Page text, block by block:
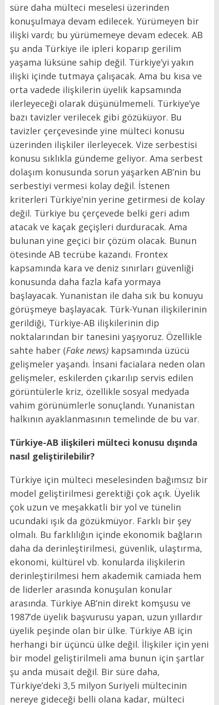
süre daha mülteci meselesi üzerinden
konuşulmaya devam edilecek. Yürümeyen bir
ilişki vardı; bu yürümemeye devam edecek. AB
şu anda Türkiye ile ipleri koparıp gerilim
yaşama lüksüne sahip değil. Türkiye’yi yakın
ilişki içinde tutmaya çalışacak. Ama bu kısa ve
orta vadede ilişkilerin üyelik kapsamında
ilerleyeceği olarak düşünülmemeli. Türkiye’ye
bazı tavizler verilecek gibi gözüküyor. Bu
tavizler çerçevesinde yine mülteci konusu
üzerinden ilişkiler ilerleyecek. Vize serbestisi
konusu sıklıkla gündeme geliyor. Ama serbest
dolaşım konusunda sorun yaşarken AB’nin bu
serbestiyi vermesi kolay değil. İstenen
kriterleri Türkiye’nin yerine getirmesi de kolay
değil. Türkiye bu çerçevede belki geri adım
atacak ve kaçak geçişleri durduracak. Ama
bulunan yine geçici bir çözüm olacak. Bunun
ötesinde AB tecrübe kazandı. Frontex
kapsamında kara ve deniz sınırları güvenliği
konusunda daha fazla kafa yormaya
başlayacak. Yunanistan ile daha sık bu konuyu
görüşmeye başlayacak. Türk-Yunan ilişkilerinin
gerildiği, Türkiye-AB ilişkilerinin dip
noktalarından bir tanesini yaşıyoruz. Özellikle
sahte haber (Fake news) kapsamında üzücü
gelişmeler yaşandı. İnsani facialara neden olan
gelişmeler, eskilerden çıkarılıp servis edilen
görüntülerle kriz, özellikle sosyal medyada
vahim görünümlerle sonuçlandı. Yunanistan
halkının ayaklanmasının temelinde de bu var.
Türkiye-AB ilişkileri mülteci konusu dışında
nasıl geliştirilebilir?
Türkiye için mülteci meselesinden bağımsız bir
model geliştirilmesi gerektiği çok açık. Üyelik
çok uzun ve meşakkatli bir yol ve tünelin
ucundaki ışık da gözükmüyor. Farklı bir şey
olmalı. Bu farklılığın içinde ekonomik bağların
daha da derinleştirilmesi, güvenlik, ulaştırma,
ekonomi, kültürel vb. konularda ilişkilerin
derinleştirilmesi hem akademik camiada hem
de liderler arasında konuşulan konular
arasında. Türkiye AB’nin direkt komşusu ve
1987’de üyelik başvurusu yapan, uzun yıllardır
üyelik peşinde olan bir ülke. Türkiye AB için
herhangi bir üçüncü ülke değil. İlişkiler için yeni
bir model geliştirilmeli ama bunun için şartlar
şu anda müsait değil. Bir süre daha,
Türkiye’deki 3,5 milyon Suriyeli mültecinin
nereye gideceği belli olana kadar, mülteci